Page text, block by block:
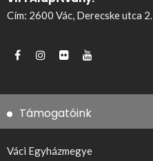
Cím: 2600 Vác, Derecske utca 2.
Támogatóink
Váci Egyházmegye